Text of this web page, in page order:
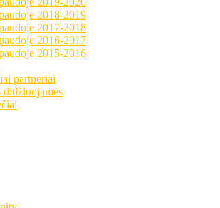
2018-2019
2017-2018
2016-2017
2015-2016
partneriai
didžiuojamės